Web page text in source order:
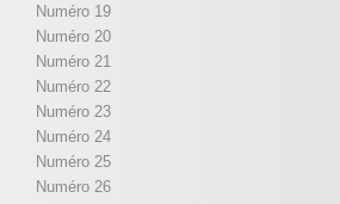
Numéro 19
Numéro 20
Numéro 21
Numéro 22
Numéro 23
Numéro 24
Numéro 25
Numéro 26